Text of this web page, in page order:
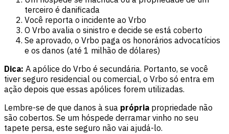
terceiro é danificada
Você reporta o incidente ao Vrbo
O Vrbo avalia o sinistro e decide se está coberto
Se aprovado, o Vrbo paga os honorários advocatícios
e os danos (até 1 milhão de dólares)
Dica: A apólice do Vrbo é secundária. Portanto, se você
tiver seguro residencial ou comercial, o Vrbo só entra em
ação depois que essas apólices forem utilizadas.
Lembre-se de que danos à sua própria propriedade não
são cobertos. Se um hóspede derramar vinho no seu
tapete persa, este seguro não vai ajudá-lo.